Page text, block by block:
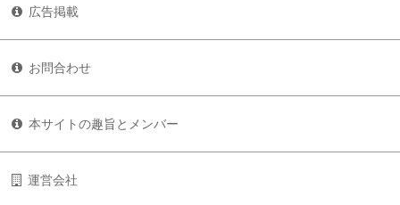
広告掲載
お問合わせ
本サイトの趣旨とメンバー
運営会社